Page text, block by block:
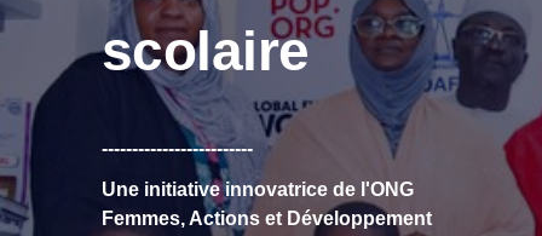
scolaire
-------------------------
Une initiative innovatrice de l'ONG
Femmes, Actions et Développement